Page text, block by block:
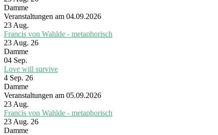
Damme
Veranstaltungen am 04.09.2026
23 Aug.
Francis von Wahlde - metaphorisch
23 Aug. 26
Damme
04 Sep.
Love will survive
4 Sep. 26
Damme
Veranstaltungen am 05.09.2026
23 Aug.
Francis von Wahlde - metaphorisch
23 Aug. 26
Damme